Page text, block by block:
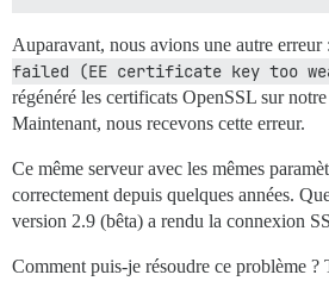
Auparavant, nous avions une autre erreur :
failed (EE certificate key too
régénéré les certificats OpenSSL sur
Maintenant, nous recevons cette erreur.
Ce même serveur avec les mêmes
correctement depuis quelques années.
version 2.9 (bêta) a rendu la connexion
Comment puis-je résoudre ce problème ?